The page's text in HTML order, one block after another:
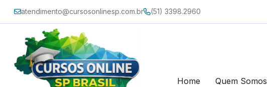
atendimento@cursosonlinesp.com.br (51) 3398.2960
Home Quem Somos